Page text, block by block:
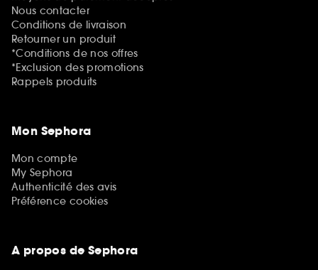
Nous contacter
Conditions de livraison
Retourner un produit
*Conditions de nos offres
*Exclusion des promotions
Rappels produits
Mon Sephora
Mon compte
My Sephora
Authenticité des avis
Préférence cookies
A propos de Sephora